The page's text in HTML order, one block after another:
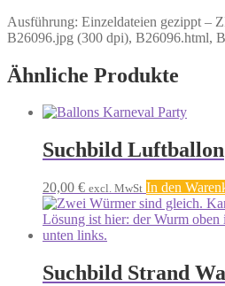
Ausführung: Einzeldateien gezippt –
B26096.jpg (300 dpi), B26096.html,
Ähnliche Produkte
Suchbild Luftballon
20,00 € excl. MwSt In den
Suchbild Strand